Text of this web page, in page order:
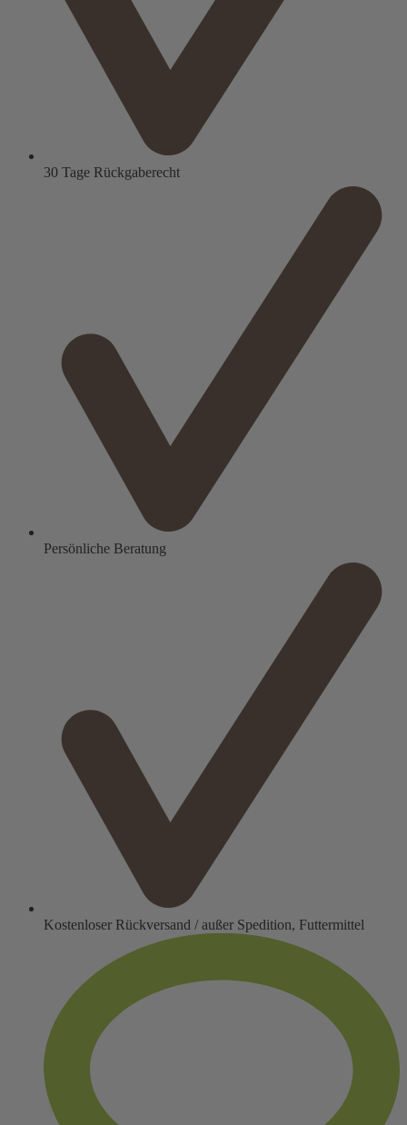
30 Tage Rückgaberecht
Persönliche Beratung
Kostenloser Rückversand / außer Spedition, Futtermittel